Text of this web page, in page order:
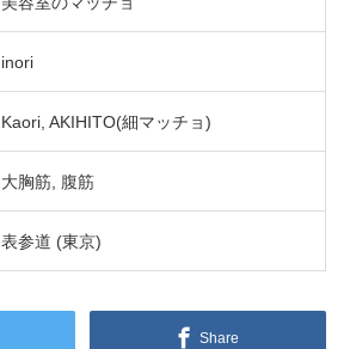
inori
Kaori AKIHITO(細マッチョ)
大胸筋 腹筋
表参道 (東京)
Share